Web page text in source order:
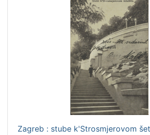
Zagreb : stube k'Strosmjerovom